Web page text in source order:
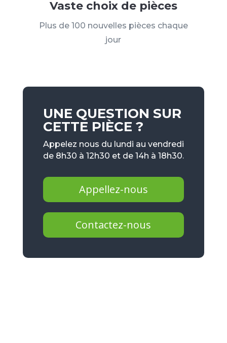
Vaste choix de pièces
Plus de 100 nouvelles pièces chaque
jour
UNE QUESTION SUR
CETTE PIÈCE ?
Appelez nous du lundi au vendredi
de 8h30 à 12h30 et de 14h à 18h30.
Appellez-nous
Contactez-nous